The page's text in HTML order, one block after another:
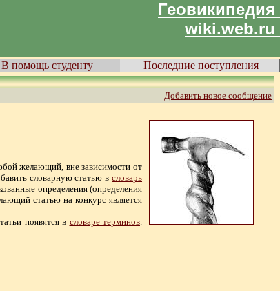
Геовикипедия
wiki.web.ru
В помощь студенту Последние поступления
Добавить новое сообщение
желающий, вне зависимости от
словарную статью всловарь
определения (определения
статью на конкурс является
появятся в словаре терминов